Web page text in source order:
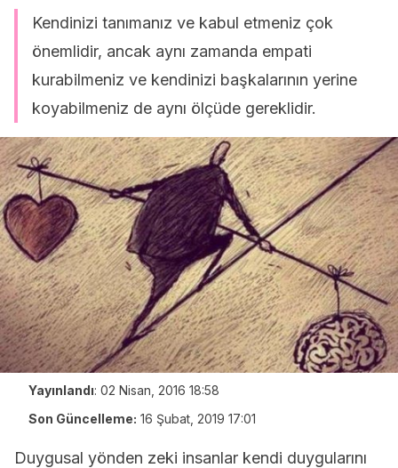
Kendinizi tanımanız ve kabul etmeniz çok
önemlidir, ancak aynı zamanda empati
kurabilmeniz ve kendinizi başkalarının yerine
koyabilmeniz de aynı ölçüde gereklidir.
Yayınlandı: 02 Nisan, 2016 18:58
Son Güncelleme: 16 Şubat, 2019 17:01
Duygusal yönden zeki insanlar kendi duygularını